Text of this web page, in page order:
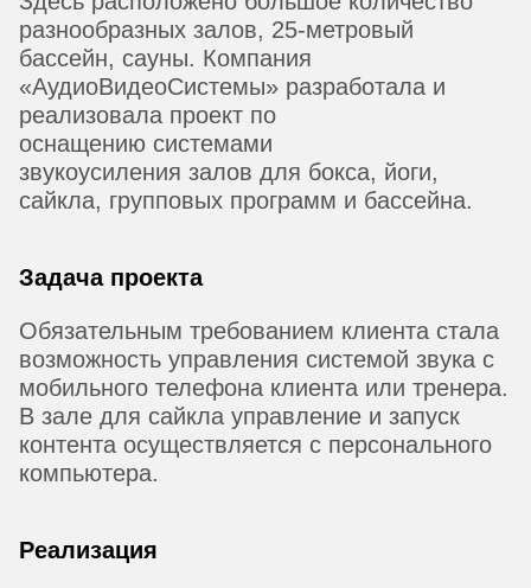
разнообразных залов, 25-метровый
бассейн, сауны. Компания
«АудиоВидеоСистемы» разработала и
реализовала проект по
оснащению системами
звукоусиления залов для бокса, йоги,
сайкла, групповых программ и бассейна.
Задача проекта
Обязательным требованием клиента стала
возможность управления системой звука с
мобильного телефона клиента или тренера.
В зале для сайкла управление и запуск
контента осуществляется с персонального
компьютера.
Реализация